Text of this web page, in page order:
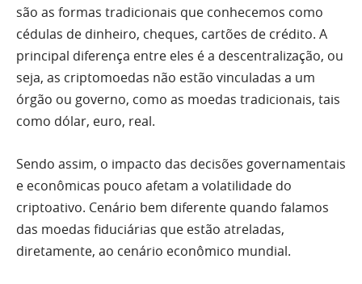
são as formas tradicionais que conhecemos como
cédulas de dinheiro, cheques, cartões de crédito. A
principal diferença entre eles é a descentralização, ou
seja, as criptomoedas não estão vinculadas a um
órgão ou governo, como as moedas tradicionais, tais
como dólar, euro, real.
Sendo assim, o impacto das decisões governamentais
e econômicas pouco afetam a volatilidade do
criptoativo. Cenário bem diferente quando falamos
das moedas fiduciárias que estão atreladas,
diretamente, ao cenário econômico mundial.